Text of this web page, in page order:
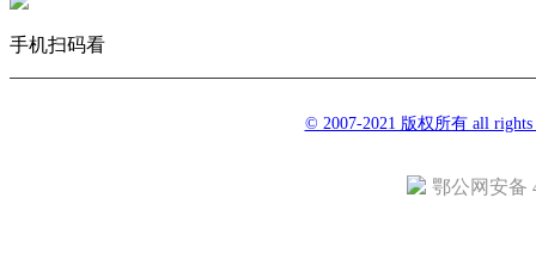
手机扫码看
© 2007-2021 版权所有 all
鄂公网安备